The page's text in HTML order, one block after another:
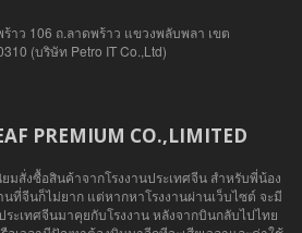
าว 106 ถ.ลาดพร้าว แขวงพลับพลา เขต
(บริษัท Petro IT Co.,Ltd)
PREMIUM CO.,LIMITED
สั่งซื้อสินค้าจากโรงงานประเทศจีน สำหรับพี่น้อง
ที่จีนก็ไม่ยาก แต่หากหาโรงงานผ่านเว็บไซต์ จะมี
ะเทศจีนมาคุยกับโรงงาน หลังจากบินกลับไปไทย